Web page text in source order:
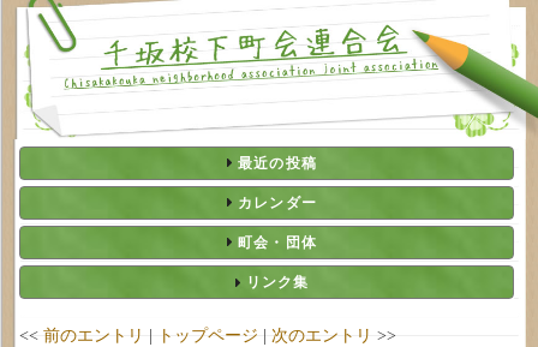
最近の投稿
カレンダー
町会・団体
リンク集
<< 前のエントリ | トップページ | 次のエントリ >>